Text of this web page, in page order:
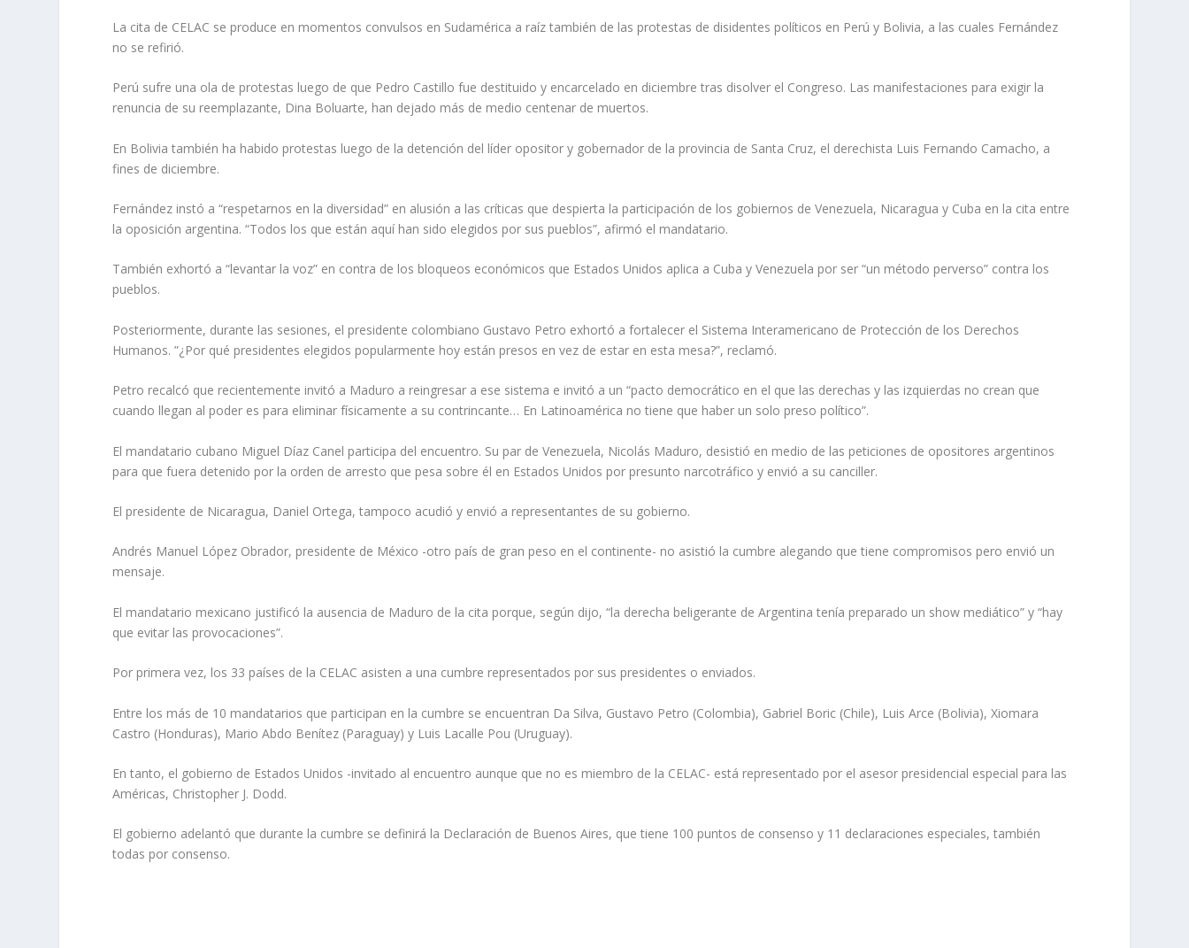
La cita de CELAC se produce en momentos convulsos en Sudamérica a raíz también de las protestas de disidentes políticos en Perú y Bolivia, a las cuales Fernández
no se refirió.
Perú sufre una ola de protestas luego de que Pedro Castillo fue destituido y encarcelado en diciembre tras disolver el Congreso. Las manifestaciones para exigir la
renuncia de su reemplazante, Dina Boluarte, han dejado más de medio centenar de muertos.
En Bolivia también ha habido protestas luego de la detención del líder opositor y gobernador de la provincia de Santa Cruz, el derechista Luis Fernando Camacho, a
fines de diciembre.
Fernández instó a “respetarnos en la diversidad” en alusión a las críticas que despierta la participación de los gobiernos de Venezuela, Nicaragua y Cuba en la cita entre
la oposición argentina. “Todos los que están aquí han sido elegidos por sus pueblos”, afirmó el mandatario.
También exhortó a “levantar la voz” en contra de los bloqueos económicos que Estados Unidos aplica a Cuba y Venezuela por ser “un método perverso” contra los
pueblos.
Posteriormente, durante las sesiones, el presidente colombiano Gustavo Petro exhortó a fortalecer el Sistema Interamericano de Protección de los Derechos
Humanos. ”¿Por qué presidentes elegidos popularmente hoy están presos en vez de estar en esta mesa?”, reclamó.
Petro recalcó que recientemente invitó a Maduro a reingresar a ese sistema e invitó a un “pacto democrático en el que las derechas y las izquierdas no crean que
cuando llegan al poder es para eliminar físicamente a su contrincante… En Latinoamérica no tiene que haber un solo preso político”.
El mandatario cubano Miguel Díaz Canel participa del encuentro. Su par de Venezuela, Nicolás Maduro, desistió en medio de las peticiones de opositores argentinos
para que fuera detenido por la orden de arresto que pesa sobre él en Estados Unidos por presunto narcotráfico y envió a su canciller.
El presidente de Nicaragua, Daniel Ortega, tampoco acudió y envió a representantes de su gobierno.
Andrés Manuel López Obrador, presidente de México -otro país de gran peso en el continente- no asistió la cumbre alegando que tiene compromisos pero envió un
mensaje.
El mandatario mexicano justificó la ausencia de Maduro de la cita porque, según dijo, “la derecha beligerante de Argentina tenía preparado un show mediático” y “hay
que evitar las provocaciones”.
Por primera vez, los 33 países de la CELAC asisten a una cumbre representados por sus presidentes o enviados.
Entre los más de 10 mandatarios que participan en la cumbre se encuentran Da Silva, Gustavo Petro (Colombia), Gabriel Boric (Chile), Luis Arce (Bolivia), Xiomara
Castro (Honduras), Mario Abdo Benítez (Paraguay) y Luis Lacalle Pou (Uruguay).
En tanto, el gobierno de Estados Unidos -invitado al encuentro aunque que no es miembro de la CELAC- está representado por el asesor presidencial especial para las
Américas, Christopher J. Dodd.
El gobierno adelantó que durante la cumbre se definirá la Declaración de Buenos Aires, que tiene 100 puntos de consenso y 11 declaraciones especiales, también
todas por consenso.